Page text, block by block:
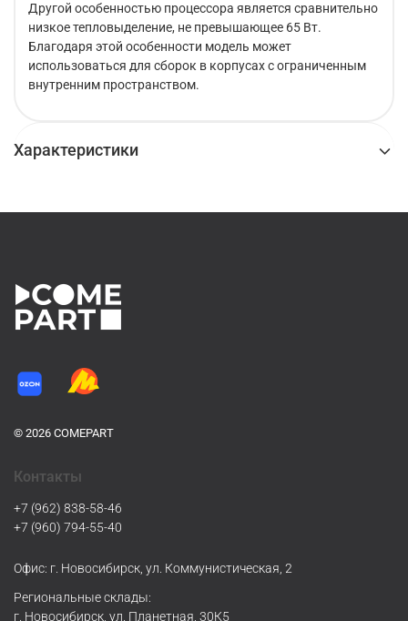
Другой особенностью процессора является сравнительно
низкое тепловыделение, не превышающее 65 Вт.
Благодаря этой особенности модель может
использоваться для сборок в корпусах с ограниченным
внутренним пространством.
Характеристики
© 2026 COMEPART
Контакты
+7 (962) 838-58-46
+7 (960) 794-55-40
Офис: г. Новосибирск, ул. Коммунистическая, 2
Региональные склады:
г. Новосибирск, ул. Планетная, 30К5